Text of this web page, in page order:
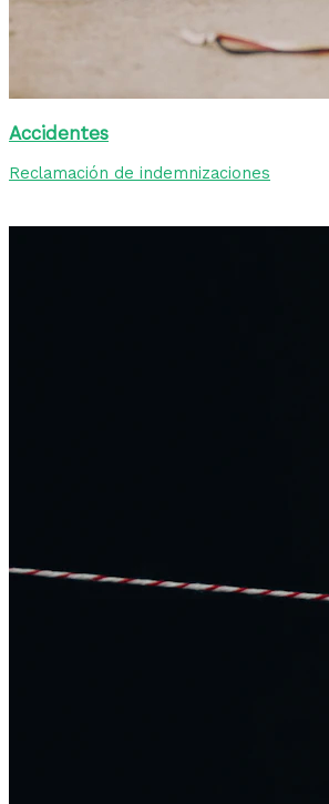
Accidentes
Reclamación de indemnizaciones